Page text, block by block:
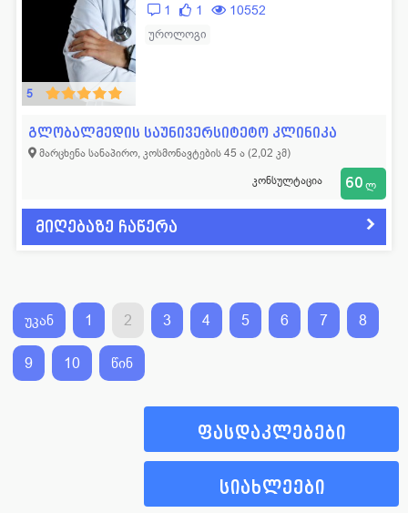
5
1 1 10552
უროლოგი
გლობალმედის საუნივერსიტეტო კლინიკა
მარცხენა სანაპირო, კოსმონავტების 45 ა (2,02 კმ)
კონსულტაცია 60 ლ
მიღებაზე ჩაწერა
უკან 1 2 3 4 5 6 7 8
9 10 წინ
ფასდაკლებები
სიახლეები